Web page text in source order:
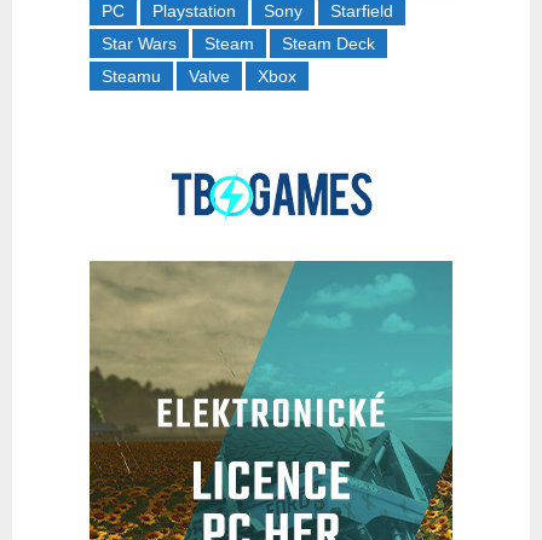
PC
Playstation Sony
Starfield
Star Wars
Steam
Steam Deck
Steamu
Valve Xbox